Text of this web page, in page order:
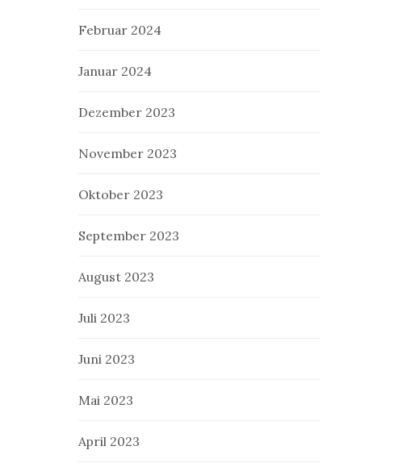
Februar 2024
Januar 2024
Dezember 2023
November 2023
Oktober 2023
September 2023
August 2023
Juli 2023
Juni 2023
Mai 2023
April 2023